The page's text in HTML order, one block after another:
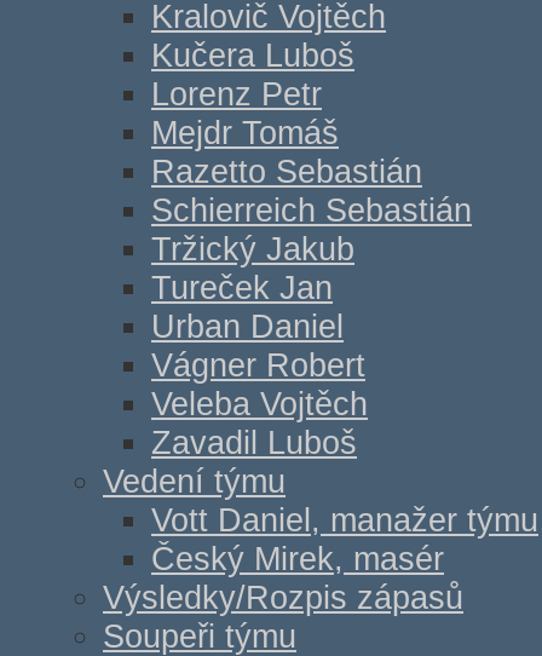
Kralovič Vojtěch
Kučera Luboš
Lorenz Petr
Mejdr Tomáš
Razetto Sebastián
Schierreich Sebastián
Tržický Jakub
Tureček Jan
Urban Daniel
Vágner Robert
Veleba Vojtěch
Zavadil Luboš
Vedení týmu
Vott Daniel, manažer týmu
Český Mirek, masér
Výsledky/Rozpis zápasů
Soupeři týmu